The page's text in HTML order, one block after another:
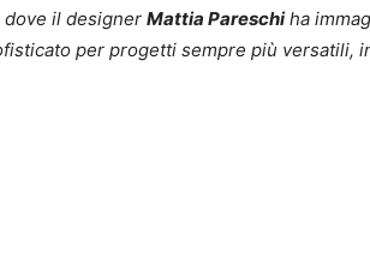
dove il designer Mattia Pareschiha
per progetti sempre più versatili,